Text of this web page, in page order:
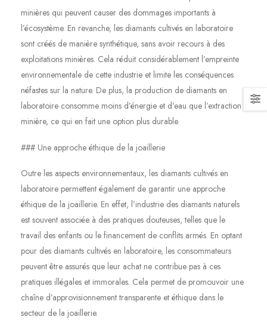
minières qui peuvent causer des dommages importants à
l’écosystème. En revanche, les diamants cultivés en laboratoire
sont créés de manière synthétique, sans avoir recours à des
exploitations minières. Cela réduit considérablement l’empreinte
environnementale de cette industrie et limite les conséquences
néfastes sur la nature. De plus, la production de diamants en
laboratoire consomme moins d’énergie et d’eau que l’extraction
minière, ce qui en fait une option plus durable.
### Une approche éthique de la joaillerie
Outre les aspects environnementaux, les diamants cultivés en
laboratoire permettent également de garantir une approche
éthique de la joaillerie. En effet, l’industrie des diamants naturels
est souvent associée à des pratiques douteuses, telles que le
travail des enfants ou le financement de conflits armés. En optant
pour des diamants cultivés en laboratoire, les consommateurs
peuvent être assurés que leur achat ne contribue pas à ces
pratiques illégales et immorales. Cela permet de promouvoir une
chaîne d’approvisionnement transparente et éthique dans le
secteur de la joaillerie.